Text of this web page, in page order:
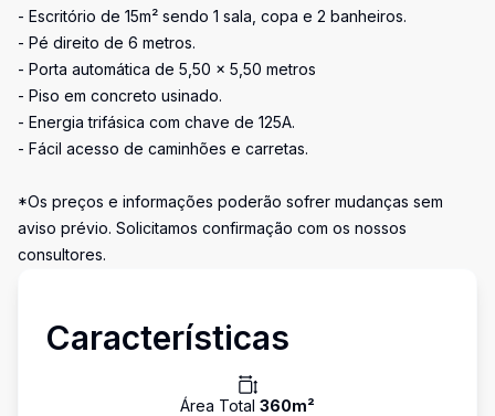
- Escritório de 15m² sendo 1 sala, copa e 2 banheiros.
- Pé direito de 6 metros.
- Porta automática de 5,50 x 5,50 metros
- Piso em concreto usinado.
- Energia trifásica com chave de 125A.
- Fácil acesso de caminhões e carretas.
*Os preços e informações poderão sofrer mudanças sem
aviso prévio. Solicitamos confirmação com os nossos
consultores.
Características
Área Total 360m²